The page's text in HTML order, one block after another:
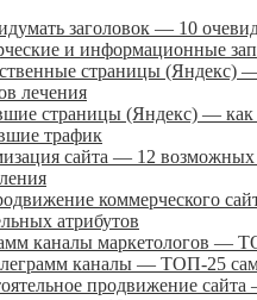
заголовок — 10
и информационные
страницы (Яндекс)
лечения
страницы (Яндекс) — как
трафик
сайта — 12
коммерческого
атрибутов
каналы маркетологов —
каналы — ТОП-25
продвижение сайта